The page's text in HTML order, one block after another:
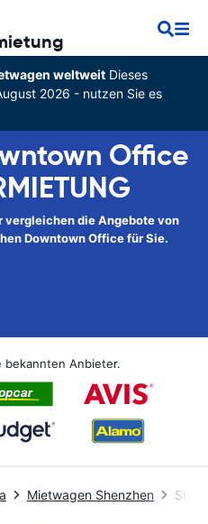
weltweitDieses
2026 - nutzen Sie es
Office
vergleichen die Angebote von
Downtown Office für Sie.
bekannten Anbieter.
Mietwagen Shenzhen